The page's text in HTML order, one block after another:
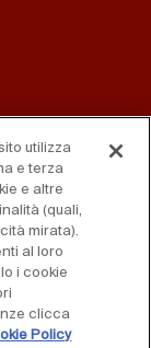
vendita
utilizza
e terza
e altre
(quali,
mirata).
al loro
i cookie
clicca
Policy